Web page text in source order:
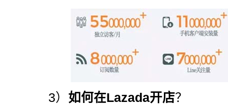
3） 如何在Lazada开店？